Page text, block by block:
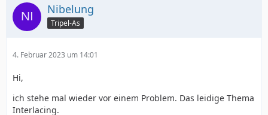
Nibelung
Tripel-As
4. Februar 2023 um 14:01
Hi,
ich stehe mal wieder vor einem Problem. Das leidige Thema
Interlacing.